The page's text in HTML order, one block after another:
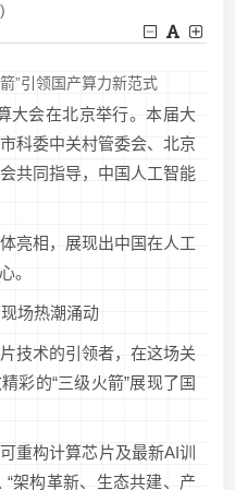
”引领国产算力新范式
大会在北京举行。本届大
科委中关村管委会、北京
共同指导，中国人工智能
亮相，展现出中国在人工
。
场热潮涌动
技术的引领者，在这场关
彩的“三级火箭”展现了国
重构计算芯片及最新AI训
架构革新、生态共建、产